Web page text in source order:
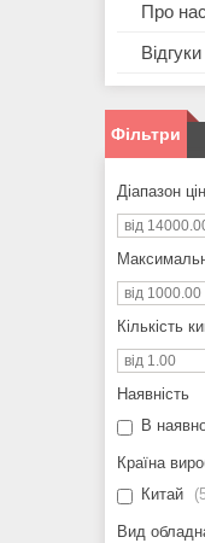
Про нас
Відгуки
Фільтри
Діапазон
Кількість
Наявність
В
Країна
Китай
Вид